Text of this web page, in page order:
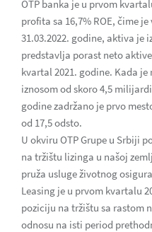
OTP banka je u prvom
profita sa 16,7% ROE, čime
31.03.2022. godine, aktiva je
predstavlja porast neto
kvartal 2021. godine. Kada
iznosom od skoro 4,5
godine zadržano je prvo
od 17,5 odsto.
U okviru OTP Grupe u Srbiji
na tržištu lizinga u našoj
pruža usluge životnog
Leasing je u prvom kvartalu
poziciju na tržištu sa rastom
odnosu na isti period